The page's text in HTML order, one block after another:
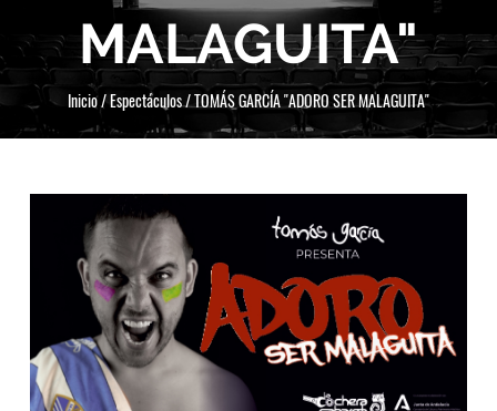
MALAGUITA"
Inicio/Espectáculos/TOMÁS GARCÍA "ADORO SER MALAGUITA"